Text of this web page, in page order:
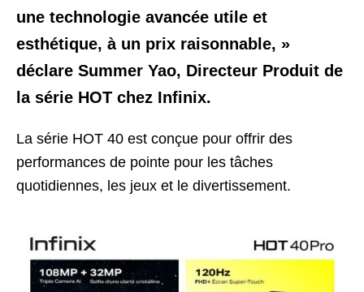
une technologie avancée utile et
esthétique, à un prix raisonnable, »
déclare Summer Yao, Directeur Produit de
la série HOT chez Infinix.
La série HOT 40 est conçue pour offrir des
performances de pointe pour les tâches
quotidiennes, les jeux et le divertissement.